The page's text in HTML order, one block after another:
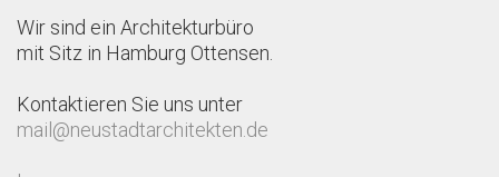
Wir sind ein Architekturbüro
mit Sitz in Hamburg Ottensen.
Kontaktieren Sie uns unter
mail@neustadtarchitekten.de